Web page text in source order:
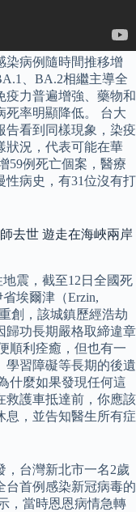
染病例隨時間推移增
、BA.2相繼主導全
疫力普遍增強、藥物和
死率明顯降低。 台大
告看到同樣現象，染疫
狀況，代表可能在華
59例死亡個案，醫療
性病史，有31位沒有打
去世 遊走在海峽兩岸
震，截至12日全國死
埃爾津（Erzin,
創，該城鎮歷經浩劫
歸功長期嚴格取締違章
順利痊癒，但也有一
學習障礙等長期的後遺
什麼如果發現任何這
救護車抵達前，你應該
息，並告知醫生所有症
，台灣新北市一名2歲
台首例感染新冠病毒的
，當時恩恩病情急轉